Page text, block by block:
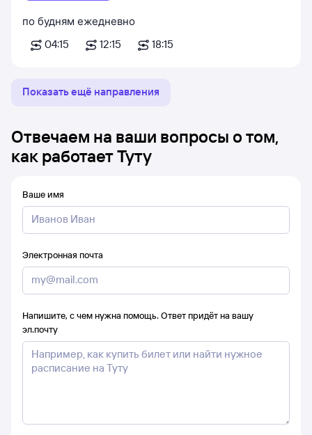
по будням
04:15
ежедневно
12:15
18:15
Показать ещё направления
Отвечаем на ваши вопросы о том,
как работает Туту
Ваше имя
Электронная почта
Напишите, с чем нужна помощь. Ответ придёт на вашу
эл.почту